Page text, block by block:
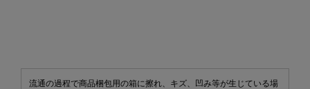
流通の過程で商品梱包用の箱に擦れ、キズ、凹み等が生じている場